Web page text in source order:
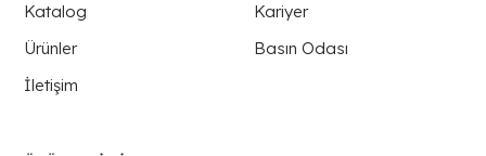
Katalog
Kariyer
Ürünler
Basın Odası
İletişim